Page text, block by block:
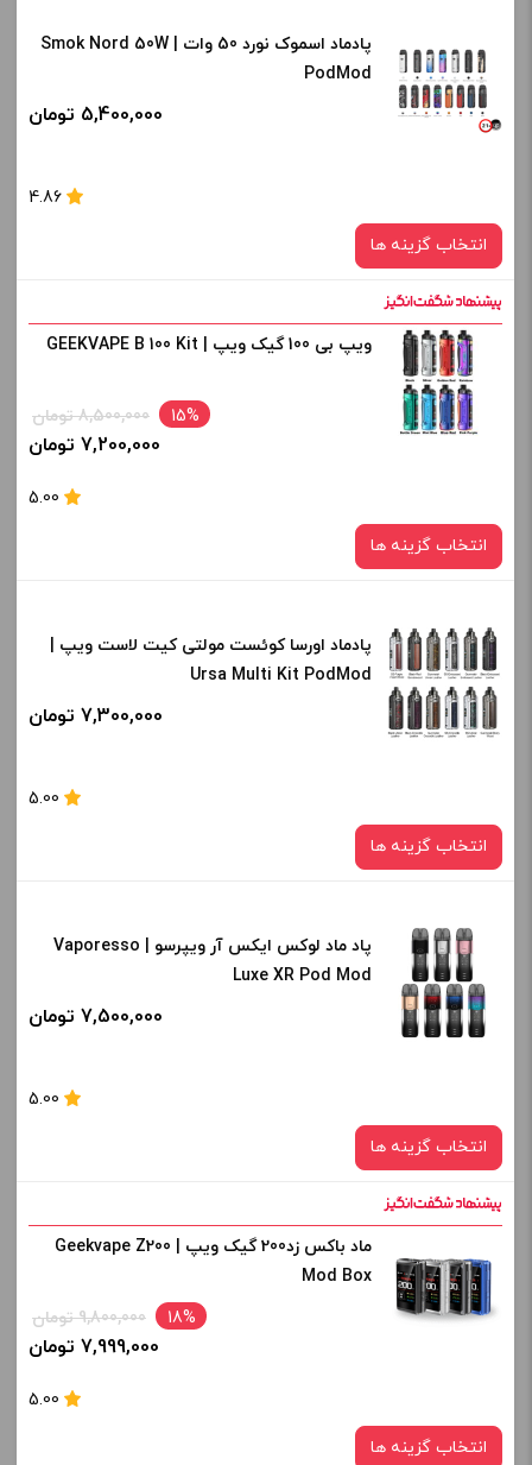
افزودن به سبد خرید
رنگ:
+
افزودن به سبد خرید
کپی
پادماد اسموک نورد 50 وات | Smok Nord 50W
PodMod
5,400,000 تومان
4.86
انتخاب گزینه ها
رنگ:
+
کپی
ویپ بی 100 گیک ویپ | GEEKVAPE B 100 Kit
15% 8,500,000 تومان
7,200,000 تومان
5.00
انتخاب گزینه ها
رنگ:
BLACK
+
کپی
پادماد اورسا کوئست مولتی کیت لاست ویپ |
Ursa Multi Kit PodMod
7,300,000 تومان
5.00
انتخاب گزینه ها
رنگ:
gunmetal / crocodile leather
+
افزودن به سبد خرید
کپی
پاد ماد لوکس ایکس آر ویپرسو | Vaporesso
Luxe XR Pod Mod
7,500,000 تومان
5.00
انتخاب گزینه ها
رنگ:
ماد باکس زد200 گیک ویپ | Geekvape Z200
Mod Box
18%
9,800,000 تومان
7,999,000 تومان
5.00
انتخاب گزینه ها